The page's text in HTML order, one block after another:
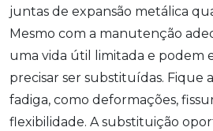
juntas de expansão metálica
Mesmo com a manutenção
uma vida útil limitada e podem
precisar ser substituídas. Fique
fadiga, como deformações,
flexibilidade. A substituição